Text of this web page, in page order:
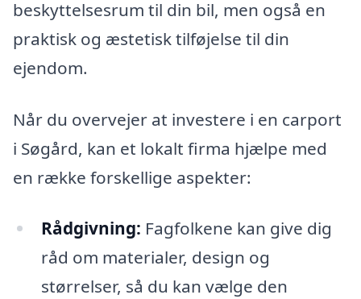
beskyttelsesrum til din bil, men også en
praktisk og æstetisk tilføjelse til din
ejendom.
Når du overvejer at investere i en carport
i Søgård, kan et lokalt firma hjælpe med
en række forskellige aspekter:
Rådgivning: Fagfolkene kan give dig
råd om materialer, design og
størrelser, så du kan vælge den